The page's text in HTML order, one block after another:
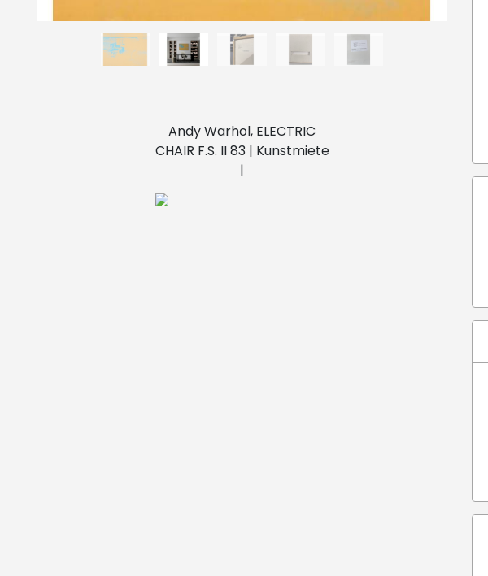
Andy Warhol, ELECTRIC
CHAIR F.S. II 83 | Kunstmiete
|